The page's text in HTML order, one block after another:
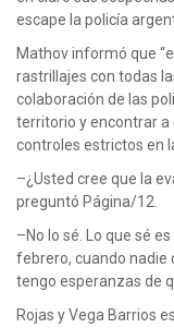
escape la policía
Mathov informó que
rastrillajes con todas
colaboración de las
territorio y encontrar a
controles estrictos en
–¿Usted cree que la
preguntó Página/12.
–No lo sé. Lo que sé
febrero, cuando nadie
tengo esperanzas de
Rojas y Vega Barrios